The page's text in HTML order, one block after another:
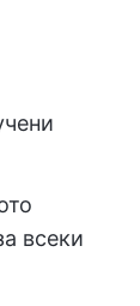
всеки